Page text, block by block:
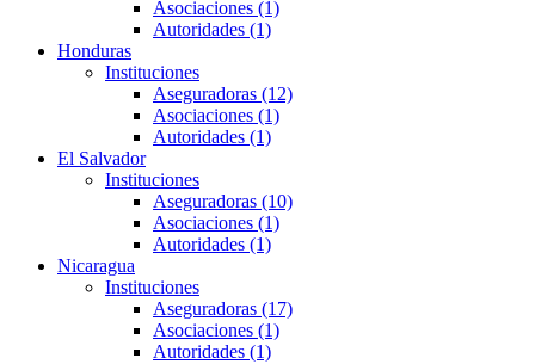
Asociaciones (1)
Autoridades (1)
Honduras
Instituciones
Aseguradoras (12)
Asociaciones (1)
Autoridades (1)
El Salvador
Instituciones
Aseguradoras (10)
Asociaciones (1)
Autoridades (1)
Nicaragua
Instituciones
Aseguradoras (17)
Asociaciones (1)
Autoridades (1)